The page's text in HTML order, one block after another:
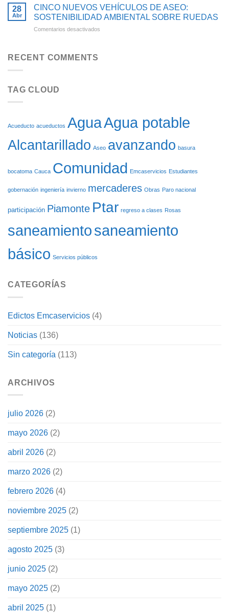
CAUCA
DE
ACUEDUCTO
ACUEDUCTO
DE
LA
DE
4.000
HABITANTES
DEL
ACUEDUCTO
CARGACHIQUILLO
28
Abr
CINCO NUEVOS VEHÍCULOS DE ASEO:
SOSTENIBILIDAD AMBIENTAL SOBRE RUEDAS
Comentarios desactivados
RECENT COMMENTS
TAG CLOUD
Acueducto acueductos AguaAgua potable
Alcantarillado Aseo avanzando basura
bocatoma Cauca Comunidad Emcaservicios Estudiantes
gobernación ingeniería invierno mercaderes Obras Paro nacional
participación Piamonte Ptar regreso a clases Rosas
saneamientosaneamiento
básico Servicios públicos
CATEGORÍAS
Edictos Emcaservicios (4)
Noticias (136)
Sin categoría (113)
ARCHIVOS
julio 2026 (2)
mayo 2026 (2)
abril 2026 (2)
marzo 2026 (2)
febrero 2026 (4)
noviembre 2025 (2)
septiembre 2025 (1)
agosto 2025 (3)
junio 2025 (2)
mayo 2025 (2)
abril 2025 (1)